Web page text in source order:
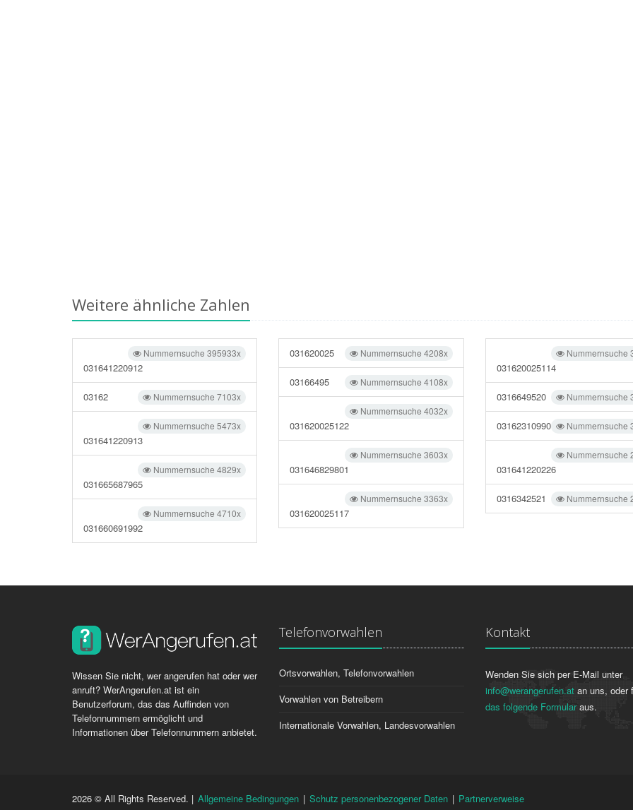
Weitere ähnliche Zahlen
Nummernsuche 395933x
031641220912
Nummernsuche 7103x
03162
Nummernsuche 5473x
031641220913
Nummernsuche 4829x
031665687965
Nummernsuche 4710x
031660691992
Nummernsuche 4208x
031620025
Nummernsuche 4108x
03166495
Nummernsuche 4032x
031620025122
Nummernsuche 3603x
031646829801
Nummernsuche 3363x
031620025117
Nummernsuche
031620025114
Nummernsuche
0316649520
Nummernsuche
03162310990
Nummernsuche
031641220226
Nummernsuche
0316342521
Wissen Sie nicht, wer angerufen hat oder wer
anruft? WerAngerufen.at ist ein
Benutzerforum, das das Auffinden von
Telefonnummern ermöglicht und
Informationen über Telefonnummern anbietet.
Telefonvorwahlen
Ortsvorwahlen, Telefonvorwahlen
Vorwahlen von Betreibern
Internationale Vorwahlen, Landesvorwahlen
Kontakt
Wenden Sie sich per E-Mail unter
info@werangerufen.at an uns, oder
das folgende Formularaus.
2026 © All Rights Reserved. | Allgemeine Bedingungen | Schutz personenbezogener Daten | Partnerverweise